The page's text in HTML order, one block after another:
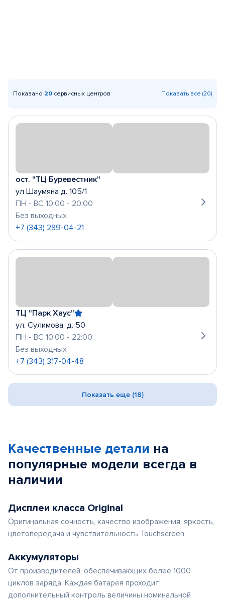
Показано 20 сервисных центров Показать все (20)
ост. "ТЦ Буревестник"
ул Шаумяна д. 105/1
ПН - ВС 10:00 - 20:00
Без выходных
+7 (343) 289-04-21
ТЦ "Парк Хаус"
ул. Сулимова, д. 50
ПН - ВС 10:00 - 22:00
Без выходных
+7 (343) 317-04-48
Показать еще (18)
Качественные детали на
популярные модели всегда в
наличии
Дисплеи класса Original
Оригинальная сочность, качество изображения, яркость,
цветопередача и чувствительность Touchscreen
Аккумуляторы
От производителей, обеспечивающих более 1000
циклов заряда. Каждая батарея проходит
дополнительный контроль величины номинальной